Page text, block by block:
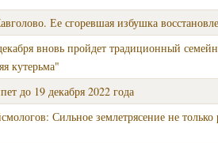
Ее сгоревшая избушка
вновь пройдет традиционный
кутерьма"
до 19 декабря 2022 года
Сильное землетрясение не